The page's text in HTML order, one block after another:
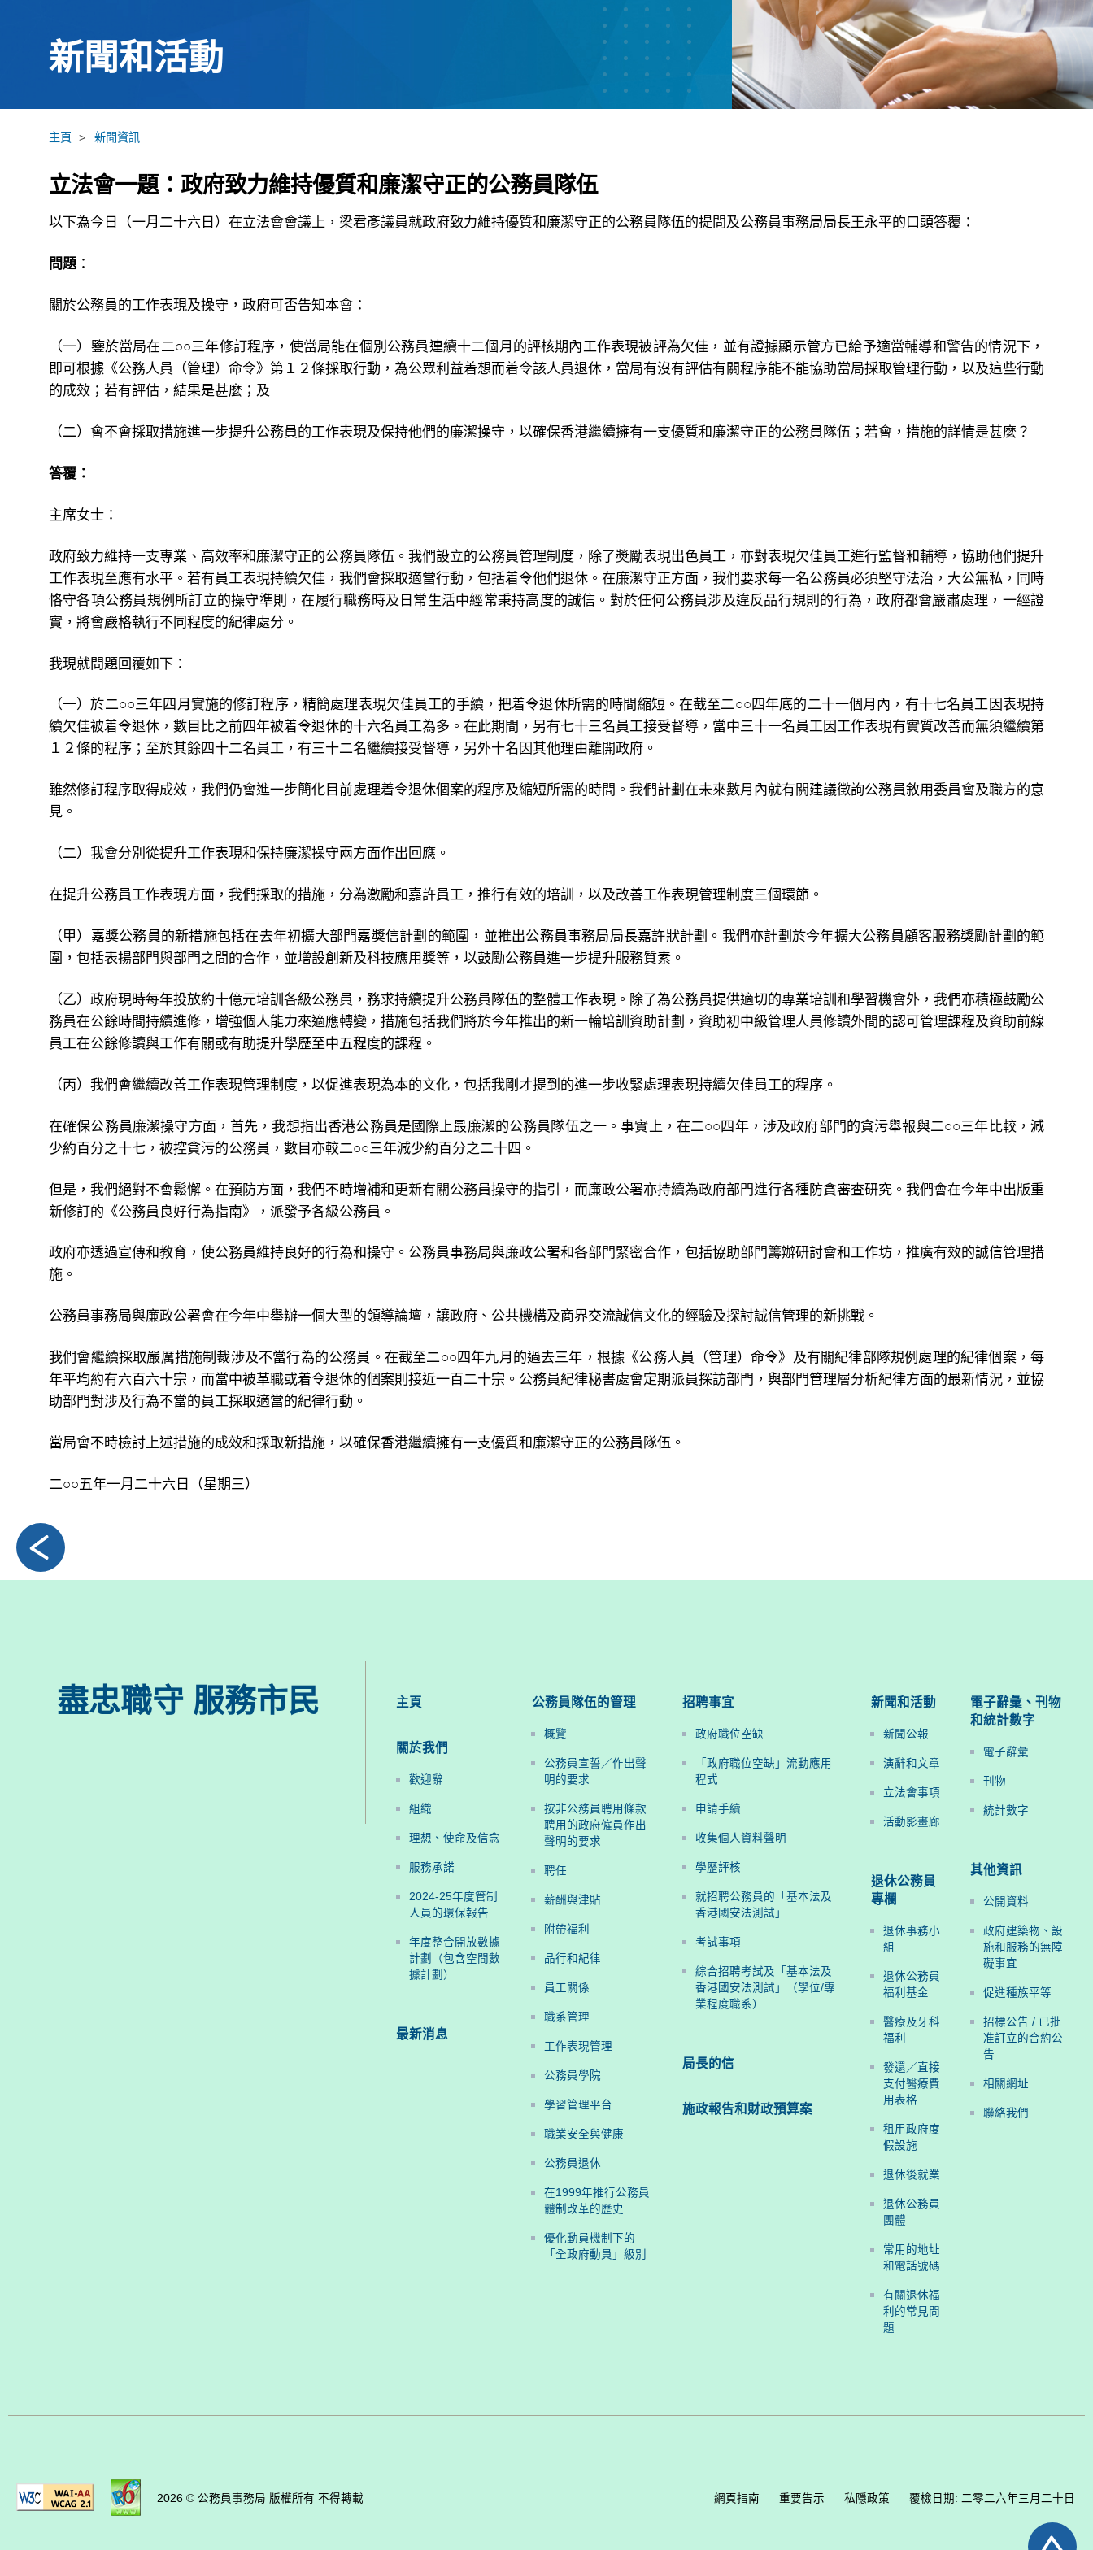
新聞和活動
主頁 > 新聞資訊
立法會一題：政府致力維持優質和廉潔守正的公務員隊伍
以下為今日（一月二十六日）在立法會會議上，梁君彥議員就政府致力維持優質和廉潔守正的公務員隊伍的提問及公務員事務局局長王永平的口頭答覆：
問題：
關於公務員的工作表現及操守，政府可否告知本會：
（一）鑒於當局在二○○三年修訂程序，使當局能在個別公務員連續十二個月的評核期內工作表現被評為欠佳，並有證據顯示管方已給予適當輔導和警告的情況下，
即可根據《公務人員（管理）命令》第１２條採取行動，為公眾利益着想而着令該人員退休，當局有沒有評估有關程序能不能協助當局採取管理行動，以及這些行動
的成效；若有評估，結果是甚麼；及
（二）會不會採取措施進一步提升公務員的工作表現及保持他們的廉潔操守，以確保香港繼續擁有一支優質和廉潔守正的公務員隊伍；若會，措施的詳情是甚麼？
答覆：
主席女士：
政府致力維持一支專業、高效率和廉潔守正的公務員隊伍。我們設立的公務員管理制度，除了奬勵表現出色員工，亦對表現欠佳員工進行監督和輔導，協助他們提升
工作表現至應有水平。若有員工表現持續欠佳，我們會採取適當行動，包括着令他們退休。在廉潔守正方面，我們要求每一名公務員必須堅守法治，大公無私，同時
恪守各項公務員規例所訂立的操守準則，在履行職務時及日常生活中經常秉持高度的誠信。對於任何公務員涉及違反品行規則的行為，政府都會嚴肅處理，一經證
實，將會嚴格執行不同程度的紀律處分。
我現就問題回覆如下：
（一）於二○○三年四月實施的修訂程序，精簡處理表現欠佳員工的手續，把着令退休所需的時間縮短。在截至二○○四年底的二十一個月內，有十七名員工因表現持
續欠佳被着令退休，數目比之前四年被着令退休的十六名員工為多。在此期間，另有七十三名員工接受督導，當中三十一名員工因工作表現有實質改善而無須繼續第
１２條的程序；至於其餘四十二名員工，有三十二名繼續接受督導，另外十名因其他理由離開政府。
雖然修訂程序取得成效，我們仍會進一步簡化目前處理着令退休個案的程序及縮短所需的時間。我們計劃在未來數月內就有關建議徵詢公務員敘用委員會及職方的意
見。
（二）我會分別從提升工作表現和保持廉潔操守兩方面作出回應。
在提升公務員工作表現方面，我們採取的措施，分為激勵和嘉許員工，推行有效的培訓，以及改善工作表現管理制度三個環節。
（甲）嘉獎公務員的新措施包括在去年初擴大部門嘉獎信計劃的範圍，並推出公務員事務局局長嘉許狀計劃。我們亦計劃於今年擴大公務員顧客服務獎勵計劃的範
圍，包括表揚部門與部門之間的合作，並增設創新及科技應用獎等，以鼓勵公務員進一步提升服務質素。
（乙）政府現時每年投放約十億元培訓各級公務員，務求持續提升公務員隊伍的整體工作表現。除了為公務員提供適切的專業培訓和學習機會外，我們亦積極鼓勵公
務員在公餘時間持續進修，增強個人能力來適應轉變，措施包括我們將於今年推出的新一輪培訓資助計劃，資助初中級管理人員修讀外間的認可管理課程及資助前線
員工在公餘修讀與工作有關或有助提升學歷至中五程度的課程。
（丙）我們會繼續改善工作表現管理制度，以促進表現為本的文化，包括我剛才提到的進一步收緊處理表現持續欠佳員工的程序。
在確保公務員廉潔操守方面，首先，我想指出香港公務員是國際上最廉潔的公務員隊伍之一。事實上，在二○○四年，涉及政府部門的貪污舉報與二○○三年比較，減
少約百分之十七，被控貪污的公務員，數目亦較二○○三年減少約百分之二十四。
但是，我們絕對不會鬆懈。在預防方面，我們不時增補和更新有關公務員操守的指引，而廉政公署亦持續為政府部門進行各種防貪審查研究。我們會在今年中出版重
新修訂的《公務員良好行為指南》，派發予各級公務員。
政府亦透過宣傳和教育，使公務員維持良好的行為和操守。公務員事務局與廉政公署和各部門緊密合作，包括協助部門籌辦研討會和工作坊，推廣有效的誠信管理措
施。
公務員事務局與廉政公署會在今年中舉辦一個大型的領導論壇，讓政府、公共機構及商界交流誠信文化的經驗及探討誠信管理的新挑戰。
我們會繼續採取嚴厲措施制裁涉及不當行為的公務員。在截至二○○四年九月的過去三年，根據《公務人員（管理）命令》及有關紀律部隊規例處理的紀律個案，每
年平均約有六百六十宗，而當中被革職或着令退休的個案則接近一百二十宗。公務員紀律秘書處會定期派員探訪部門，與部門管理層分析紀律方面的最新情況，並協
助部門對涉及行為不當的員工採取適當的紀律行動。
當局會不時檢討上述措施的成效和採取新措施，以確保香港繼續擁有一支優質和廉潔守正的公務員隊伍。
二○○五年一月二十六日（星期三）
盡忠職守 服務市民 主頁
關於我們
歡迎辭
組織
理想、使命及信念
服務承諾
2024-25年度管制
人員的環保報告
年度整合開放數據
計劃（包含空間數
據計劃）
最新消息
公務員隊伍的管理
概覽
公務員宣誓／作出聲
明的要求
按非公務員聘用條款
聘用的政府僱員作出
聲明的要求
聘任
薪酬與津貼
附帶福利
品行和紀律
員工關係
職系管理
工作表現管理
公務員學院
學習管理平台
職業安全與健康
公務員退休
在1999年推行公務員
體制改革的歷史
優化動員機制下的
「全政府動員」級別
招聘事宜
政府職位空缺
「政府職位空缺」流動應用
程式
申請手續
收集個人資料聲明
學歷評核
就招聘公務員的「基本法及
香港國安法測試」
考試事項
綜合招聘考試及「基本法及
香港國安法測試」（學位/專
業程度職系）
局長的信
施政報告和 財政預算案
新聞和活動
新聞公報
演辭和文章
立法會事項
活動影畫廊
退休公務員
專欄
退休事務小
組
退休公務員
福利基金
醫療及牙科
福利
發還／直接
支付醫療費
用表格
租用政府度
假設施
退休後就業
退休公務員
團體
常用的地址
和電話號碼
有關退休福
利的常見問
題
電子辭彙、刊物
和統計數字
電子辭彙
刊物
統計數字
其他資訊
公開資料
政府建築物、設
施和服務的無障
礙事宜
促進種族平等
招標公告 / 已批
准訂立的合約公
告
相關網址
聯絡我們
2026 © 公務員事務局 版權所有 不得轉載 網頁指南 重要告示 私隱政策 覆檢日期: 二零二六年三月二十日